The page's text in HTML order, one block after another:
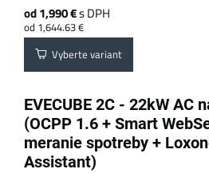
od 1,990 €s DPH
od 1,644.63 €
Vyberte variant
EVECUBE 2C - 22kW AC
(OCPP 1.6 + Smart
meranie spotreby +
Assistant)